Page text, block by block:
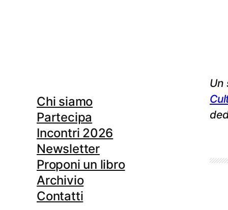
Chi siamo
Partecipa
Incontri 2026
Newsletter
Proponi un libro
Archivio
Contatti
Un